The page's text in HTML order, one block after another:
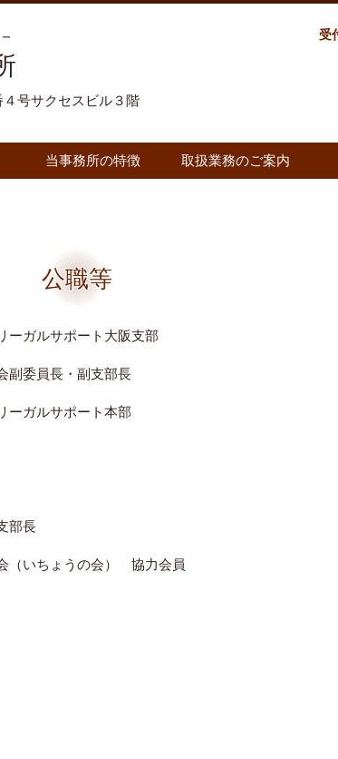
号サクセスビル３階
受
当事務所の特徴 取扱業務のご案内
公職等
ーガルサポート大阪支部
副委員長・副支部長
ガルサポート本部
部長
いちょうの会） 協力会員